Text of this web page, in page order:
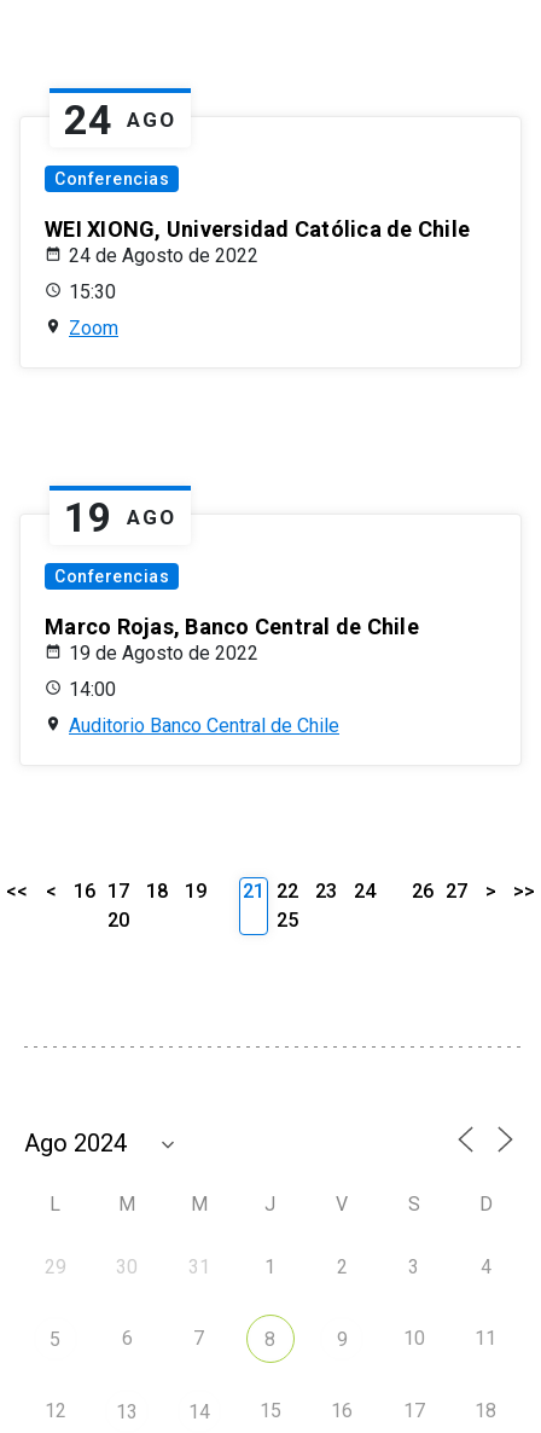
24 AGO
Conferencias
WEI XIONG, Universidad Católica de Chile
24 de Agosto de 2022
15:30
Zoom
19 AGO
Conferencias
Marco Rojas, Banco Central de Chile
19 de Agosto de 2022
14:00
Auditorio Banco Central de Chile
<< < 16 17 18
19
20
21 22 23
24
25
26 27 > >>
L M M J V S D
29 30 31 1 2 3 4
5 6 7 8 9 10 11
12 13 14 15 16 17 18